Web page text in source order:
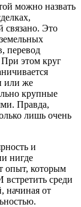
можно назвать
связано. Это
перевод
этом круг
или же
крупные
Правда,
лишь очень
и
нигде
опыт, которым
среди
начиная от